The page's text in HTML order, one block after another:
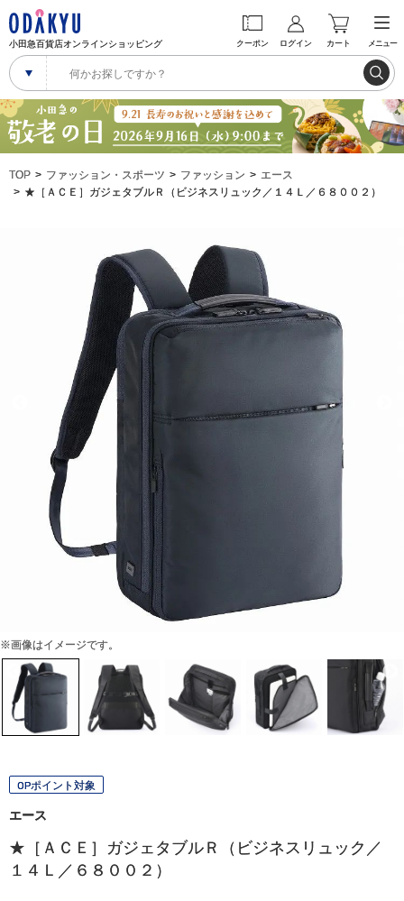
小田急百貨店オンラインショッピング クーポン ログイン カート メニュー
TOP ファッション・スポーツ ファッション
エース
★［ＡＣＥ］ガジェタブルＲ（ビジネスリュック／１４Ｌ／６８００２）
※画像はイメージです。
OPポイント対象
エース
★［ＡＣＥ］ガジェタブルＲ（ビジネスリュック／
１４Ｌ／６８００２）